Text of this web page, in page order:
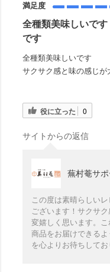
満足度
全種類美味しいで
です
全種類美味しいです
サクサク感と味の感じが
役に立った 0
サイトからの返信
蕪村菴サ
この度は素晴らしい
ございます！サクサ
変嬉しく思います。
商品をお届けできる
を心よりお待ちしてお